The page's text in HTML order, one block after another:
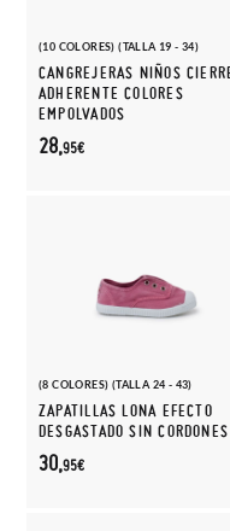
(10 COLORES) (TALLA 19 - 34)
CANGREJERAS NIÑOS
ADHERENTE COLORES
EMPOLVADOS
28,95€
(8 COLORES) (TALLA 24 - 43)
ZAPATILLAS LONA EFECTO
DESGASTADO SIN CORDONES
30,95€